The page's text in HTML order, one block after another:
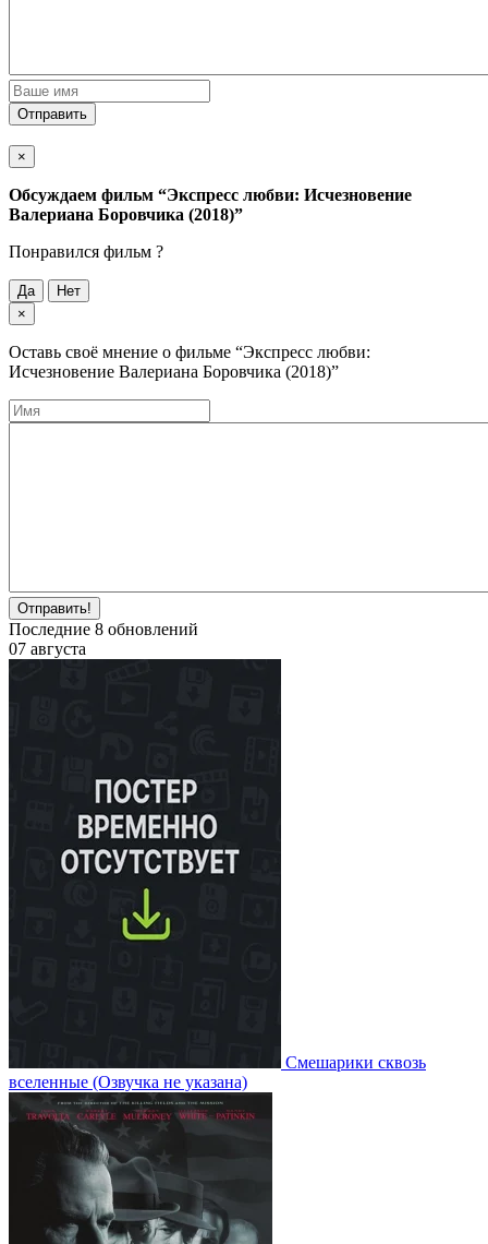
Отправить
×
Обсуждаем фильм “Экспресс любви: Исчезновение
Валериана Боровчика (2018)”
Понравился фильм ?
Да
Нет
×
Оставь своё мнение о фильме “Экспресс любви:
Исчезновение Валериана Боровчика (2018)”
Отправить!
Последние 8 обновлений
07 августа
Смешарики сквозь
вселенные (Озвучка не указана)